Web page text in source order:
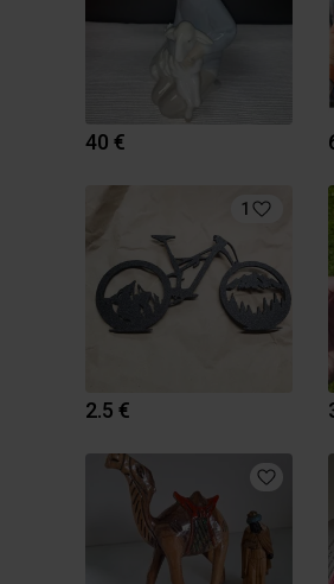
40 €
1
2.5 €